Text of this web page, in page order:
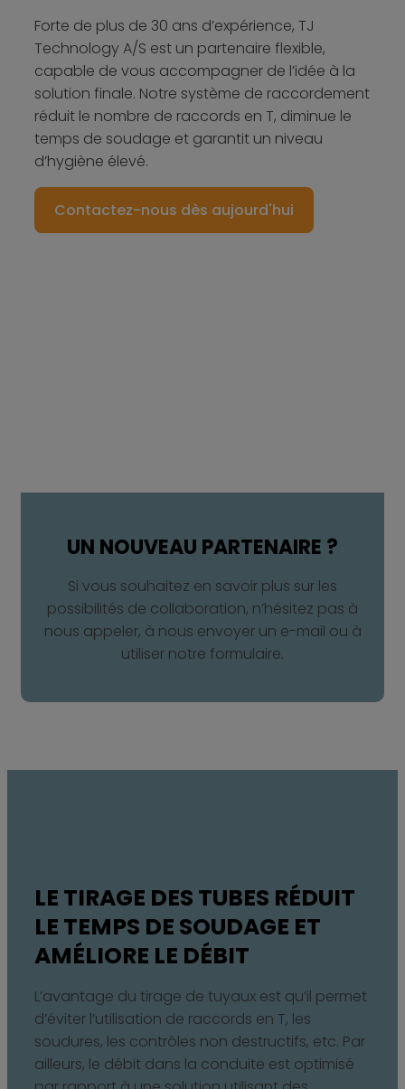
Forte de plus de 30 ans d’expérience, TJ
Technology A/S est un partenaire flexible,
capable de vous accompagner de l’idée à la
solution finale. Notre système de raccordement
réduit le nombre de raccords en T, diminue le
temps de soudage et garantit un niveau
d’hygiène élevé.
Contactez-nous dès aujourd'hui
UN NOUVEAU PARTENAIRE ?​
Si vous souhaitez en savoir plus sur les
possibilités de collaboration, n’hésitez pas à
nous appeler, à nous envoyer un e-mail ou à
utiliser notre formulaire.
LE TIRAGE DES TUBES RÉDUIT
LE TEMPS DE SOUDAGE ET
AMÉLIORE LE DÉBIT
L’avantage du tirage de tuyaux est qu’il permet
d’éviter l’utilisation de raccords en T, les
soudures, les contrôles non destructifs, etc. Par
ailleurs, le débit dans la conduite est optimisé